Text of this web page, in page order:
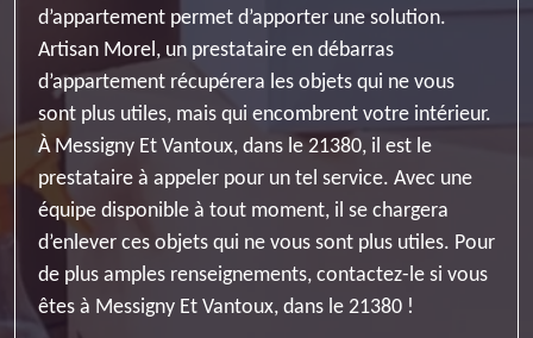
d’appartement permet d’apporter une solution.
Artisan Morel, un prestataire en débarras
d’appartement récupérera les objets qui ne vous
sont plus utiles, mais qui encombrent votre intérieur.
À Messigny Et Vantoux, dans le 21380, il est le
prestataire à appeler pour un tel service. Avec une
équipe disponible à tout moment, il se chargera
d’enlever ces objets qui ne vous sont plus utiles. Pour
de plus amples renseignements, contactez-le si vous
êtes à Messigny Et Vantoux, dans le 21380 !